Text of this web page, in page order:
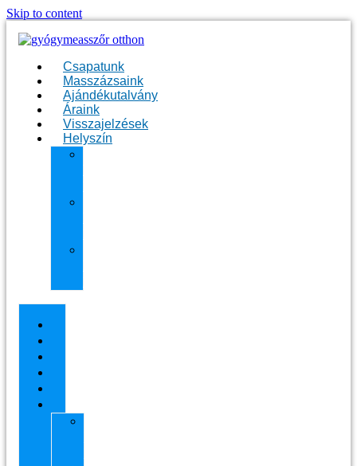
Skip to content
Csapatunk
Masszázsaink
Ajándékutalvány
Áraink
Visszajelzések
Helyszín